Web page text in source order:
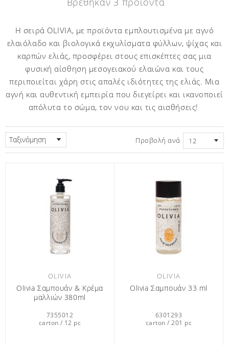
Η σειρά ΟLIVIΑ, με προϊόντα εμπλουτισμένα με αγνό
ελαιόλαδο και βιολογικά εκχυλίσματα φύλλων, ψίχας και
καρπών ελιάς, προσφέρει στους επισκέπτες σας μια
φυσική αίσθηση μεσογειακού ελαιώνα και τους
περιποιείται χάρη στις απαλές ιδιότητες της ελιάς. Μια
αγνή και αυθεντική εμπειρία που διεγείρει και ικανοποιεί
απόλυτα το σώμα, τον νου και τις αισθήσεις!
Ταξινόμηση Προβολή ανά
OLIVIA
Olivia Σαμπουάν & Κρέμα
μαλλιών 380ml
7355012
carton / 12 pc
OLIVIA
Olivia Σαμπουάν 33 ml
6301293
carton / 201 pc